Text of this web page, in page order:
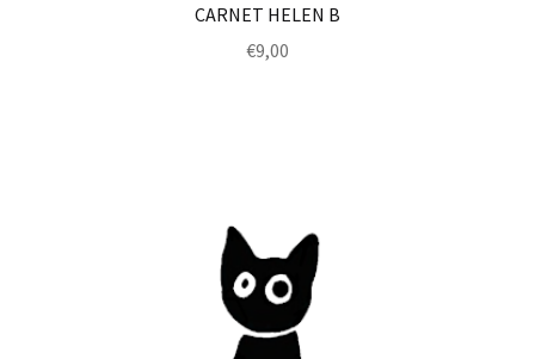
CARNET HELEN B
€9,00